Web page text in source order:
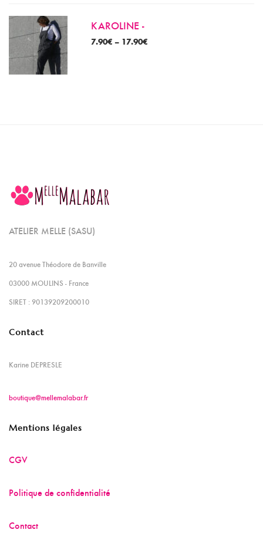
KAROLINE -
7.90€ – 17.90€
ATELIER MELLE (SASU)
20 avenue Théodore de Banville
03000 MOULINS - France
SIRET : 90139209200010
Contact
Karine DEPRESLE
boutique@mellemalabar.fr
Mentions légales
CGV
Politique de confidentialité
Contact